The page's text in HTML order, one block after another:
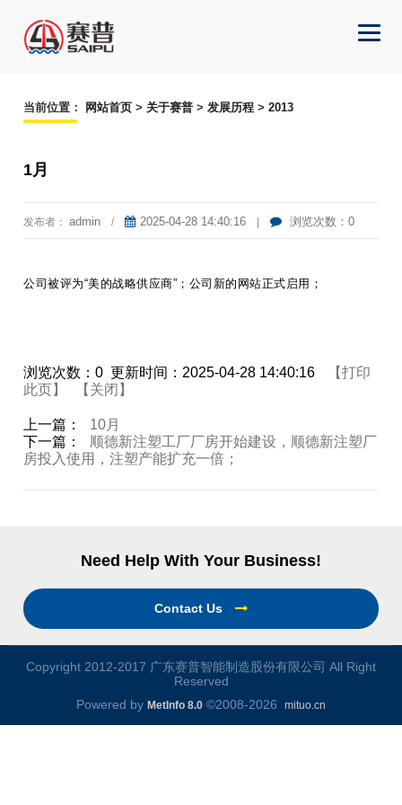
当前位置 ： 网站首页 > 关于赛普 >发展历程 >2013
1月
发布者：admin / 2025-04-28 14:40:16 浏览次数：0
公司被评为“美的战略供应商”；公司新的网站正式启用；
浏览次数 ：0 更新时间 ：2025-04-28 14:40:16
【打印
此页】
【关闭】
上一篇：
10月
下一篇：
顺德新注塑工厂厂房开始建设，顺德新注塑厂
房投入使用，注塑产能扩充一倍；
Need Help With Your Business!
Contact Us
Copyright 2012-2017 广东赛普智能制造股份有限公司 All Right
Reserved
Powered by MetInfo 8.0 ©2008-2026 mituo.cn